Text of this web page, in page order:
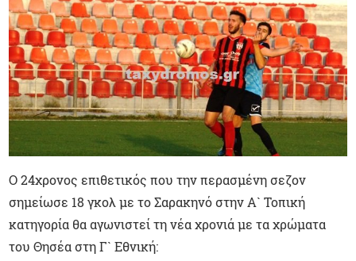
Ο 24χρονος επιθετικός που την περασμένη σεζον
σημείωσε 18 γκολ με το Σαρακηνό στην Α` Τοπική
κατηγορία θα αγωνιστεί τη νέα χρονιά με τα χρώματα
του Θησέα στη Γ` Εθνική: